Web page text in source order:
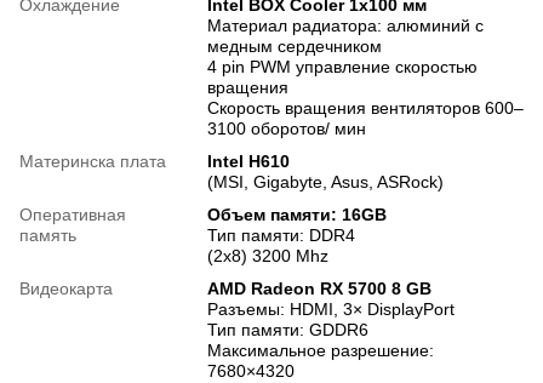
Охлаждение
Intel BOX Cooler 1x100 мм
Материал радиатора: алюминий с
медным сердечником
4 pin PWM управление скоростью
вращения
Скорость вращения вентиляторов 600–
3100 оборотов/ мин
Материнска плата
Intel H610
(MSI, Gigabyte, Asus, ASRock)
Оперативная
память
Объем памяти: 16GB
Тип памяти: DDR4
(2x8) 3200 Mhz
Видеокарта
AMD Radeon RX 5700 8 GB
Разъемы: HDMI, 3× DisplayPort
Тип памяти: GDDR6
Максимальное разрешение:
7680×4320